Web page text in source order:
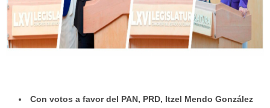
Con votos a favor del PAN, PRD, Itzel Mendo González